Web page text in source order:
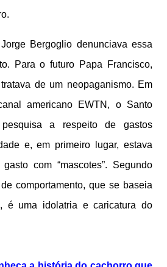
Bergoglio denunciava essa
Para o futuro Papa Francisco,
de um neopaganismo. Em
americano EWTN, o Santo
a respeito de gastos
e, em primeiro lugar, estava
com “mascotes”. Segundo
comportamento, que se baseia
é uma idolatria e caricatura do